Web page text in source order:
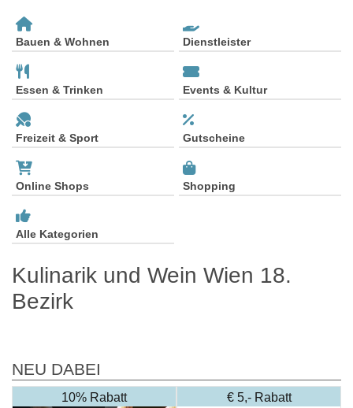
Bauen & Wohnen Dienstleister
Essen & Trinken Events & Kultur
Freizeit & Sport Gutscheine
Online Shops Shopping
Alle Kategorien
Kulinarik und Wein Wien 18.
Bezirk
NEU DABEI
10% Rabatt € 5,- Rabatt